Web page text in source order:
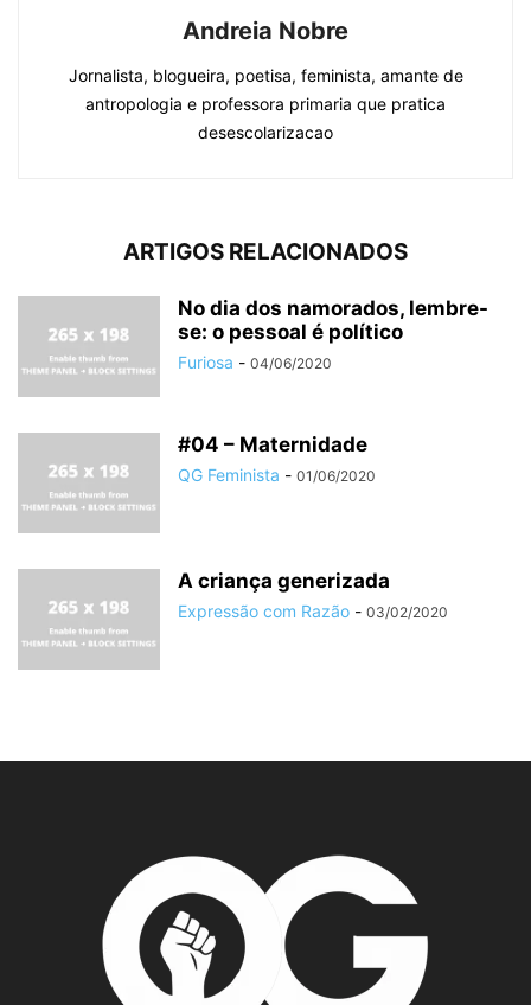
Andreia Nobre
Jornalista, blogueira, poetisa, feminista, amante de
antropologia e professora primaria que pratica
desescolarizacao
ARTIGOS RELACIONADOS
No dia dos namorados, lembre-
se: o pessoal é político
Furiosa - 04/06/2020
#04 – Maternidade
QG Feminista - 01/06/2020
A criança generizada
Expressão com Razão - 03/02/2020